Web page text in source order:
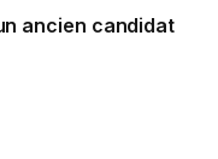
ancien candidat